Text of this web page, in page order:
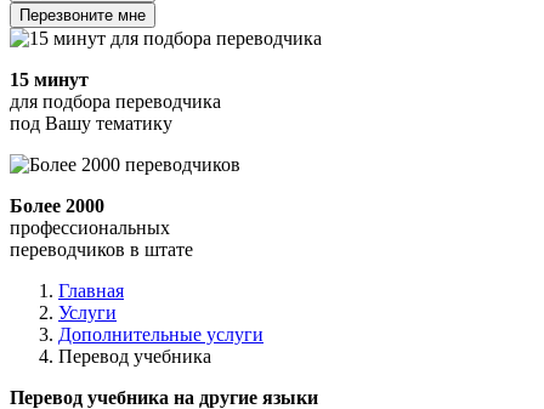
Перезвоните мне
15 минут
для подбора переводчика
под Вашу тематику
Более 2000
профессиональных
переводчиков в штате
Главная
Услуги
Дополнительные услуги
Перевод учебника
Перевод учебника на другие языки